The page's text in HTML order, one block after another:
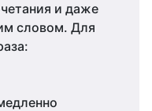
и даже
словом. Для